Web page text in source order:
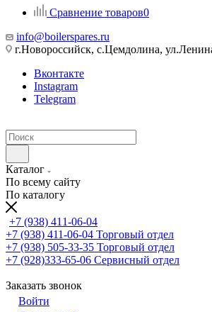
Сравнение товаров0
info@boilerspares.ru
г.Новороссийск, с.Цемдолина,
Вконтакте
Instagram
Telegram
Каталог
По всему сайту
По каталогу
+7 (938) 411-06-04
+7 (938) 411-06-04 Торговый отдел
+7 (938) 505-33-35 Торговый отдел
+7 (928)333-65-06 Сервисный отдел
Заказать звонок
Войти